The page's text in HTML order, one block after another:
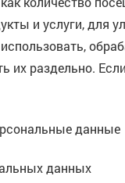
и услуги, для
их раздельно.
данные
данных